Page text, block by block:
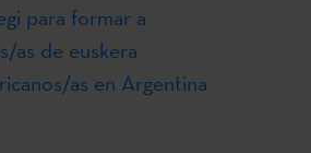
para formar a
as de euskera
as en Argentina